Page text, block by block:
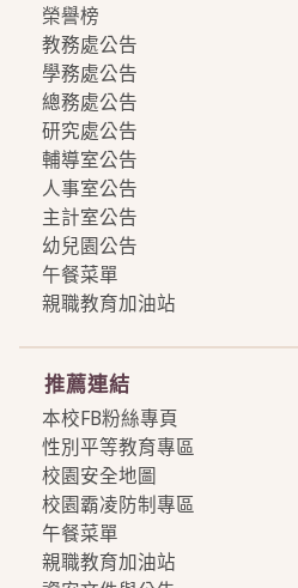
榮譽榜
教務處公告
學務處公告
總務處公告
研究處公告
輔導室公告
人事室公告
主計室公告
幼兒園公告
午餐菜單
親職教育加油站
推薦連結
本校FB粉絲專頁
性別平等教育專區
校園安全地圖
校園霸凌防制專區
午餐菜單
親職教育加油站